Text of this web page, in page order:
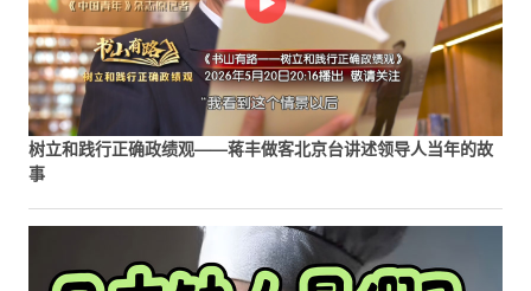
树立和践行正确政绩观——蒋丰做客北京台讲述领导人当年的故
事